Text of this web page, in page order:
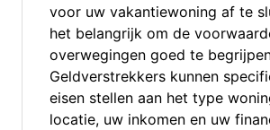
voor uw vakantiewoning af te
het belangrijk om de
overwegingen goed te
Geldverstrekkers kunnen
eisen stellen aan het type
locatie, uw inkomen en uw